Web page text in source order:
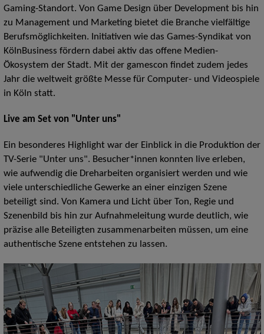
Gaming-Standort. Von Game Design über Development bis hin
zu Management und Marketing bietet die Branche vielfältige
Berufsmöglichkeiten. Initiativen wie das Games-Syndikat von
KölnBusiness fördern dabei aktiv das offene Medien-
Ökosystem der Stadt. Mit der gamescon findet zudem jedes
Jahr die weltweit größte Messe für Computer- und Videospiele
in Köln statt.
Live am Set von "Unter uns"
Ein besonderes Highlight war der Einblick in die Produktion der
TV-Serie "Unter uns". Besucher*innen konnten live erleben,
wie aufwendig die Dreharbeiten organisiert werden und wie
viele unterschiedliche Gewerke an einer einzigen Szene
beteiligt sind. Von Kamera und Licht über Ton, Regie und
Szenenbild bis hin zur Aufnahmeleitung wurde deutlich, wie
präzise alle Beteiligten zusammenarbeiten müssen, um eine
authentische Szene entstehen zu lassen.